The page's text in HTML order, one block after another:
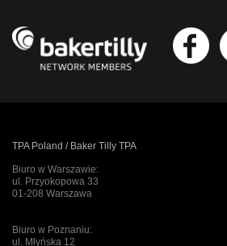
TPA Poland / Baker Tilly TPA
Biuro w Warszawie:
ul. Przyokopowa 33
01-208 Warszawa
Biuro w Poznaniu:
ul. Młyńska 12